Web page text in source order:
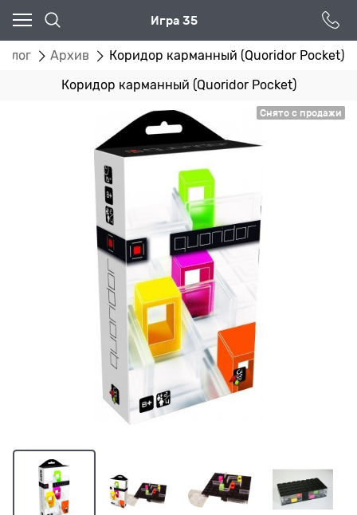
Игра 35
Архив Коридор карманный (Quoridor Pocket)
Коридор карманный (Quoridor Pocket)
Снято с продажи